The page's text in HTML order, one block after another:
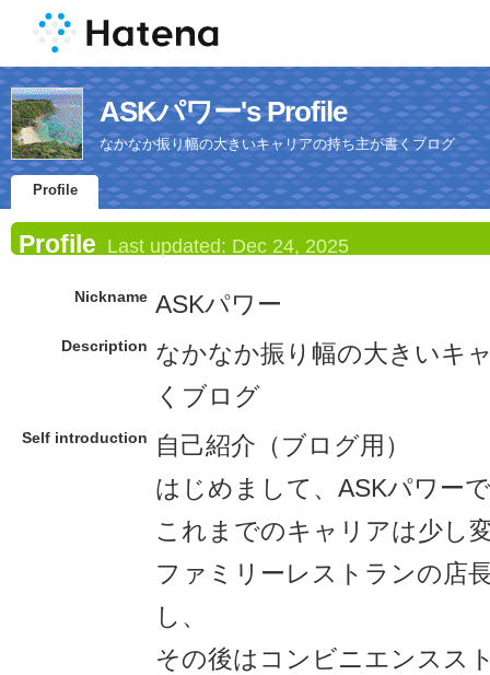
ASKパワー's Profile
なかなか振り幅の大きいキャリアの持ち主が書くブログ
Profile
Profile Last updated: Dec 24, 2025
Nickname ASKパワー
Description なかなか振り幅の大きいキ
くブログ
Self introduction
自己紹介（ブログ用）
はじめまして、ASKパワー
これまでのキャリアは少し
ファミリーレストランの店
し、
その後はコンビニエンスス